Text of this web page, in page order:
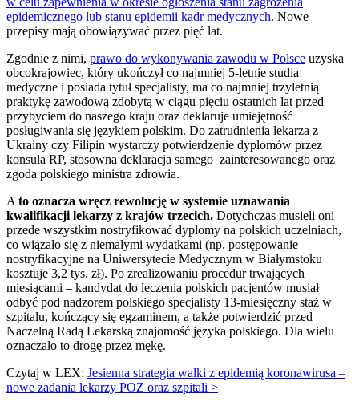
epidemicznego lub stanu epidemii kadr medycznych. Nowe
przepisy mają obowiązywać przez pięć lat.
Zgodnie z nimi, prawo do wykonywania zawodu w Polsce uzyska
obcokrajowiec, który ukończył co najmniej 5-letnie studia
medyczne i posiada tytuł specjalisty, ma co najmniej trzyletnią
praktykę zawodową zdobytą w ciągu pięciu ostatnich lat przed
przybyciem do naszego kraju oraz deklaruje umiejętność
posługiwania się językiem polskim. Do zatrudnienia lekarza z
Ukrainy czy Filipin wystarczy potwierdzenie dyplomów przez
konsula RP, stosowna deklaracja samego zainteresowanego oraz
zgoda polskiego ministra zdrowia.
A to oznacza wręcz rewolucję w systemie uznawania
kwalifikacji lekarzy z krajów trzecich. Dotychczas musieli oni
przede wszystkim nostryfikować dyplomy na polskich uczelniach,
co wiązało się z niemałymi wydatkami (np. postępowanie
nostryfikacyjne na Uniwersytecie Medycznym w Białymstoku
kosztuje 3,2 tys. zł). Po zrealizowaniu procedur trwających
miesiącami – kandydat do leczenia polskich pacjentów musiał
odbyć pod nadzorem polskiego specjalisty 13-miesięczny staż w
szpitalu, kończący się egzaminem, a także potwierdzić przed
Naczelną Radą Lekarską znajomość języka polskiego. Dla wielu
oznaczało to drogę przez mękę.
Czytaj w LEX: Jesienna strategia walki z epidemią koronawirusa –
nowe zadania lekarzy POZ oraz szpitali >